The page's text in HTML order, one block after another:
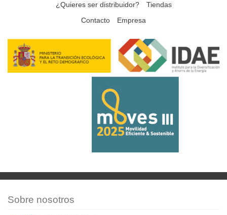
¿Quieres ser distribuidor?
Tiendas
Contacto
Empresa
Sobre nosotros